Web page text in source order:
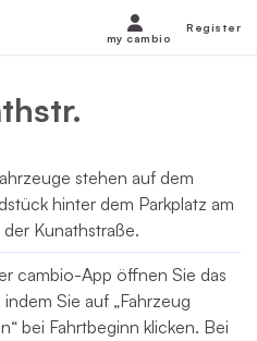
stehen auf dem
hinter dem Parkplatz am
der Kunathstraße.
cambio-App öffnen Sie das
Sie auf „Fahrzeug
bei Fahrtbeginn klicken. Bei
my cambio
Register